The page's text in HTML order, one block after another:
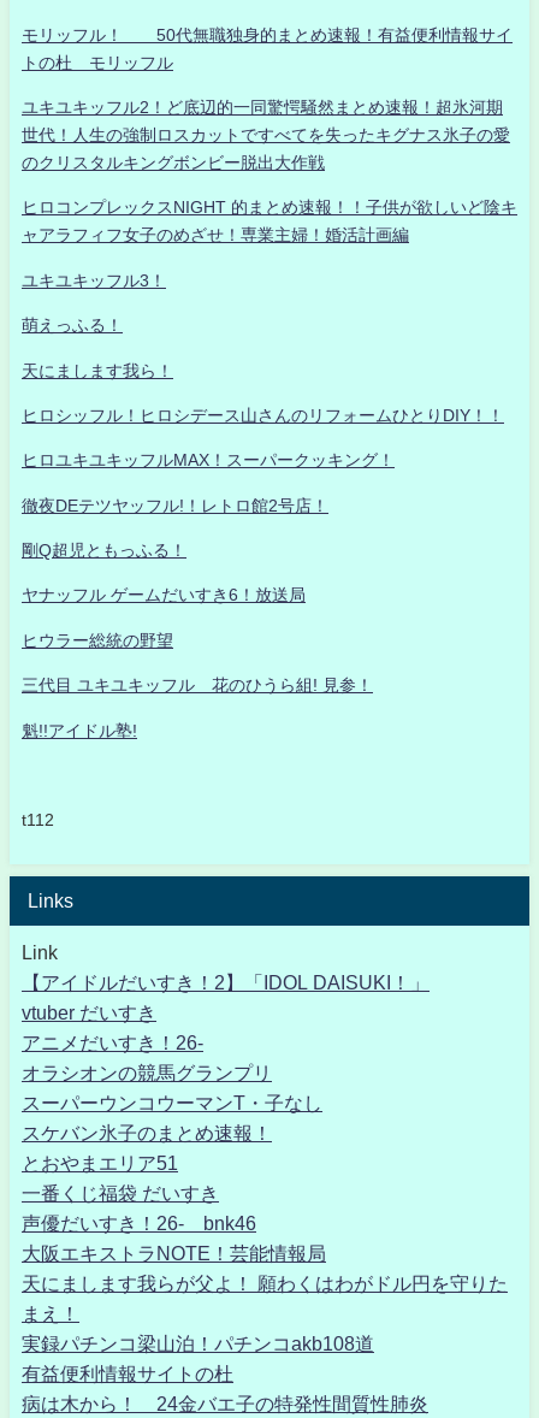
モリッフル！ 50代無職独身的まとめ速報！有益便利情報サイ
トの杜 モリッフル
ユキユキッフル2！ど底辺的一同驚愕騒然まとめ速報！超氷河期
世代！人生の強制ロスカットですべてを失ったキグナス氷子の愛
のクリスタルキングボンビー脱出大作戦
ヒロコンプレックスNIGHT 的まとめ速報！！子供が欲しいど陰キ
ャアラフィフ女子のめざせ！専業主婦！婚活計画編
ユキユキッフル3！
萌えっふる！
天にまします我ら！
ヒロシッフル！ヒロシデース山さんのリフォームひとりDIY！！
ヒロユキユキッフルMAX！スーパークッキング！
徹夜DEテツヤッフル!！レトロ館2号店！
剛Q超児ともっふる！
ヤナッフル ゲームだいすき6！放送局
ヒウラー総統の野望
三代目 ユキユキッフル 花のひうら組! 見参！
魁!!アイドル塾!
t112
Links
Link
【アイドルだいすき！2】「IDOL DAISUKI！」
vtuber だいすき
アニメだいすき！26-
オラシオンの競馬グランプリ
スーパーウンコウーマンT・子なし
スケバン氷子のまとめ速報！
とおやまエリア51
一番くじ福袋 だいすき
声優だいすき！26- bnk46
大阪エキストラNOTE！芸能情報局
天にまします我らが父よ！ 願わくはわがドル円を守りた
まえ！
実録パチンコ梁山泊！パチンコakb108道
有益便利情報サイトの杜
病は木から！ 24金バエ子の特発性間質性肺炎